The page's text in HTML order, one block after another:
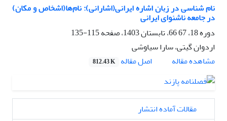
نام ­شناسی در زبان اشاره ایرانی(اشارانی): نام‌ها(اشخاص و مکان)
در جامعه ناشنوای ایرانی
دوره 18، 67 66، تابستان 1403، صفحه
115-135
اردوان گیتی، سارا سیاوشی
مشاهده مقاله
اصل مقاله 812.43 K
مقالات آماده انتشار